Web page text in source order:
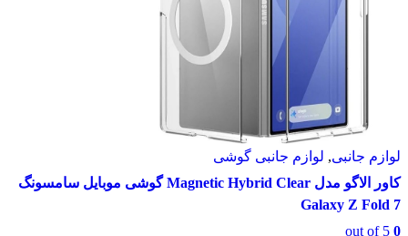
جانبی گوشی
کاور الاگو مدل Magnetic Hybrid Clear گوشی موبایل سامسونگ